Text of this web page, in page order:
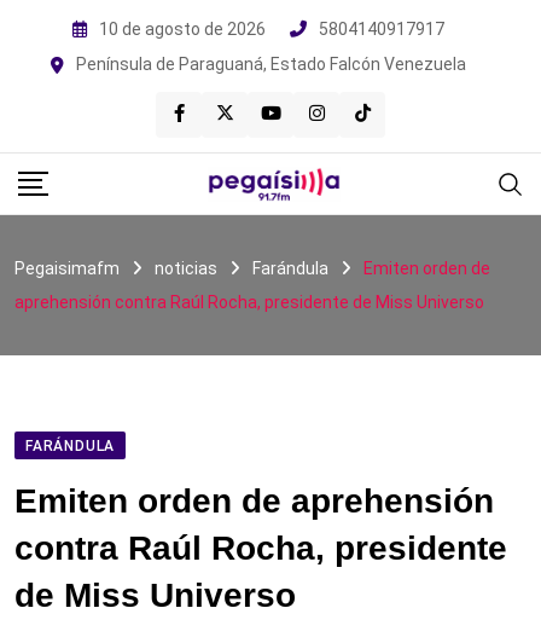
10 de agosto de 2026
5804140917917
Península de Paraguaná, Estado Falcón Venezuela
Pegaisimafm noticias Farándula
Emiten orden de
aprehensión contra Raúl Rocha, presidente de Miss Universo
FARÁNDULA
Emiten orden de aprehensión
contra Raúl Rocha, presidente
de Miss Universo